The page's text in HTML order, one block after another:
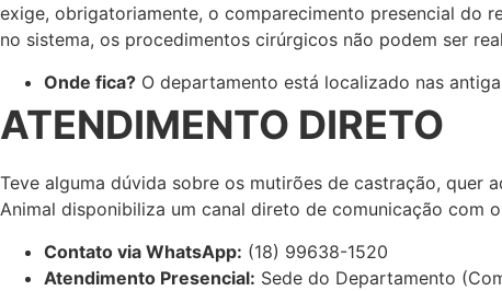
exige, obrigatoriamente, o comparecimento presencial do
no sistema, os procedimentos cirúrgicos não podem ser
Onde fica? O departamento está localizado nas
ATENDIMENTO DIRETO
Teve alguma dúvida sobre os mutirões de castração, quer
Animal disponibiliza um canal direto de comunicação com
Contato via WhatsApp: (18) 99638-1520
Atendimento Presencial: Sede do Departamento